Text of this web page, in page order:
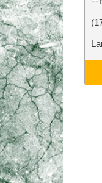
Video Editing